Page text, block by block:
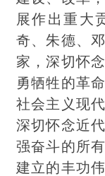
展作出重大
奇、朱德、
家，深切怀
勇牺牲的革
社会主义现
深切怀念近
强奋斗的所
建立的丰功